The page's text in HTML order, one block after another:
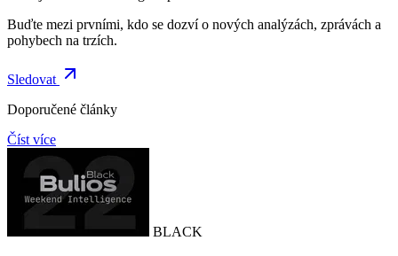
Buďte mezi prvními, kdo se dozví o nových analýzách, zprávách a
pohybech na trzích.
Sledovat
Doporučené články
Číst více
BLACK